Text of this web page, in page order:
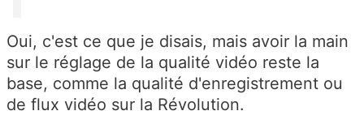
Oui, c'est ce que je disais, mais avoir la main
sur le réglage de la qualité vidéo reste la
base, comme la qualité d'enregistrement ou
de flux vidéo sur la Révolution.